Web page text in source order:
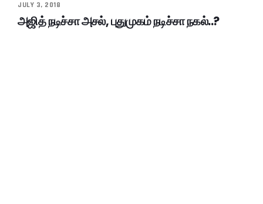
JULY 3, 2018
அஜித் நடிச்சா அசல், புதுமுகம் நடிச்சா நகல்..?